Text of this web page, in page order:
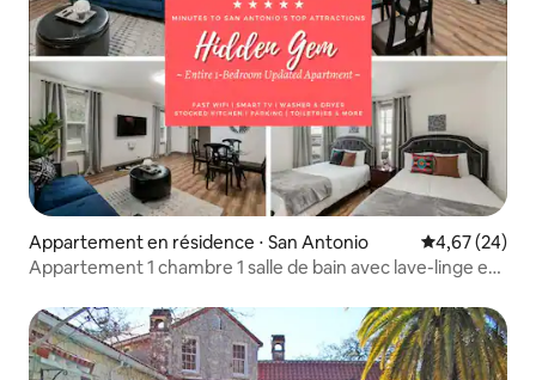
Appartement en résidence ⋅ San Antonio Évaluation
4,67 (24)
Appartement 1 chambre 1 salle de bain avec lave-linge et